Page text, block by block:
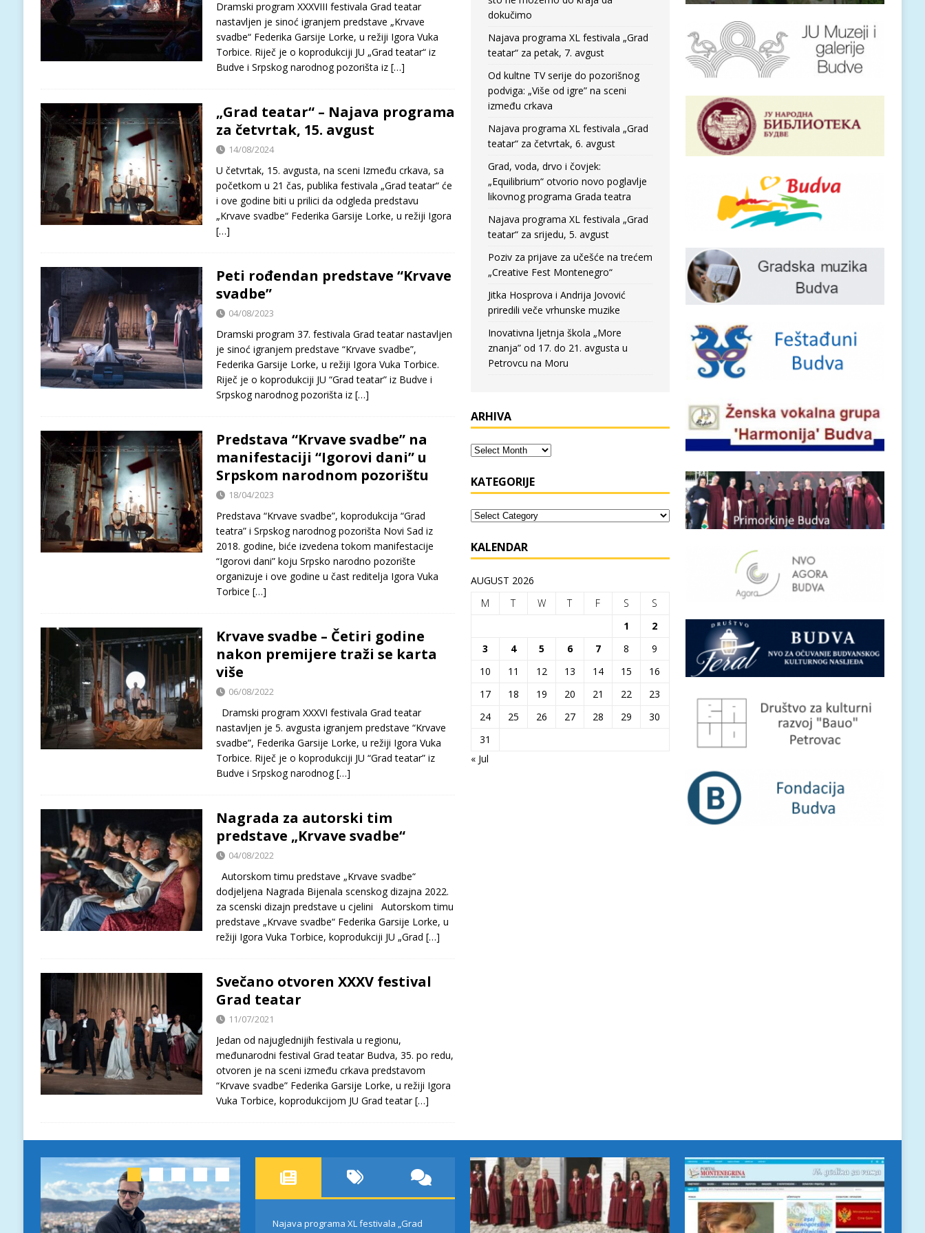
Dramski program XXXVIII festivala Grad teatar
nastavljen je sinoć igranjem predstave „Krvave
svadbe“ Federika Garsije Lorke, u režiji Igora Vuka
Torbice. Riječ je o koprodukciji JU „Grad teatar“ iz
Budve i Srpskog narodnog pozorišta iz […]
„Grad teatar“ – Najava programa
za četvrtak, 15. avgust
14/08/2024
U četvrtak, 15. avgusta, na sceni Između crkava, sa
početkom u 21 čas, publika festivala „Grad teatar“ će
i ove godine biti u prilici da odgleda predstavu
„Krvave svadbe“ Federika Garsije Lorke, u režiji Igora
[…]
Peti rođendan predstave “Krvave
svadbe”
04/08/2023
Dramski program 37. festivala Grad teatar nastavljen
je sinoć igranjem predstave “Krvave svadbe”,
Federika Garsije Lorke, u režiji Igora Vuka Torbice.
Riječ je o koprodukciji JU “Grad teatar” iz Budve i
Srpskog narodnog pozorišta iz […]
Predstava “Krvave svadbe” na
manifestaciji “Igorovi dani” u
Srpskom narodnom pozorištu
18/04/2023
Predstava “Krvave svadbe”, koprodukcija “Grad
teatra” i Srpskog narodnog pozorišta Novi Sad iz
2018. godine, biće izvedena tokom manifestacije
“Igorovi dani” koju Srpsko narodno pozorište
organizuje i ove godine u čast reditelja Igora Vuka
Torbice […]
Krvave svadbe – Četiri godine
nakon premijere traži se karta
više
06/08/2022
Dramski program XXXVI festivala Grad teatar
nastavljen je 5. avgusta igranjem predstave “Krvave
svadbe”, Federika Garsije Lorke, u režiji Igora Vuka
Torbice. Riječ je o koprodukciji JU “Grad teatar” iz
Budve i Srpskog narodnog[…]
Nagrada za autorski tim
predstave „Krvave svadbe“
04/08/2022
Autorskom timu predstave „Krvave svadbe“
dodjeljena Nagrada Bijenala scenskog dizajna 2022.
za scenski dizajn predstave u cjelini Autorskom timu
predstave „Krvave svadbe“ Federika Garsije Lorke, u
režiji Igora Vuka Torbice, koprodukciji JU „Grad […]
Svečano otvoren XXXV festival
Grad teatar
11/07/2021
Jedan od najuglednijih festivala u regionu,
međunarodni festival Grad teatar Budva, 35. po redu,
otvoren je na sceni između crkava predstavom
“Krvave svadbe” Federika Garsije Lorke, u režiji Igora
Vuka Torbice, koprodukcijom JU Grad teatar[…]
dokučimo
Najava programa XL festivala „Grad
teatar“ za petak, 7. avgust
Od kultne TV serije do pozorišnog
podviga: „Više od igre” na sceni
između crkava
Najava programa XL festivala „Grad
teatar“ za četvrtak, 6. avgust
Grad, voda, drvo i čovjek:
„Equilibrium“ otvorio novo poglavlje
likovnog programa Grada teatra
Najava programa XL festivala „Grad
teatar“ za srijedu, 5. avgust
Poziv za prijave za učešće na trećem
„Creative Fest Montenegro“
Jitka Hosprova i Andrija Jovović
priredili veče vrhunske muzike
Inovativna ljetnja škola „More
znanja” od 17. do 21. avgusta u
Petrovcu na Moru
ARHIVA
KATEGORIJE
KALENDAR
AUGUST 2026
M
T W T F S
S
1
2
3
4 5 6 7 8
9
10
11 12 13 14 15
16
17
18 19 20 21 22
23
24
25 26 27 28 29
30
31
« Jul
Najava programa XL festivala „Grad